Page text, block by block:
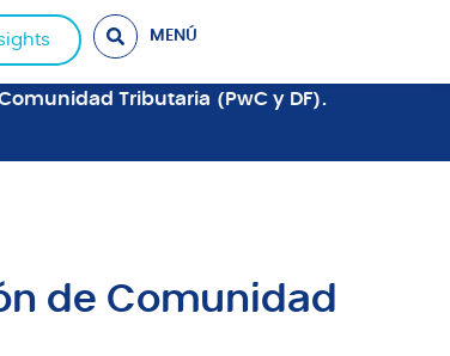
MENÚ
Tributaria (PwC y DF).
de Comunidad